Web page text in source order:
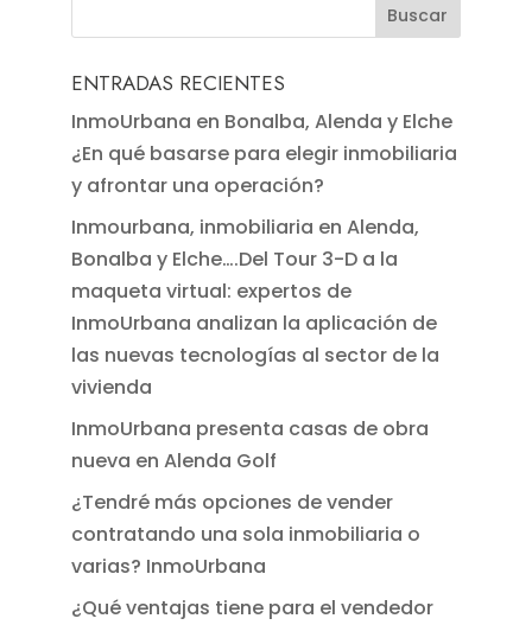
ENTRADAS RECIENTES
InmoUrbana en Bonalba, Alenda y Elche
¿En qué basarse para elegir inmobiliaria
y afrontar una operación?
Inmourbana, inmobiliaria en Alenda,
Bonalba y Elche….Del Tour 3-D a la
maqueta virtual: expertos de
InmoUrbana analizan la aplicación de
las nuevas tecnologías al sector de la
vivienda
InmoUrbana presenta casas de obra
nueva en Alenda Golf
¿Tendré más opciones de vender
contratando una sola inmobiliaria o
varias? InmoUrbana
¿Qué ventajas tiene para el vendedor